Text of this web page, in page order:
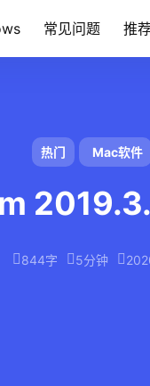
常见问题 推
热门 Mac软件
844字 5分钟